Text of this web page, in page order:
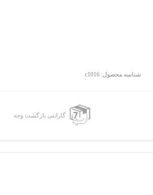
شناسه محصول:c1016
گارانتی بازگشت وجه